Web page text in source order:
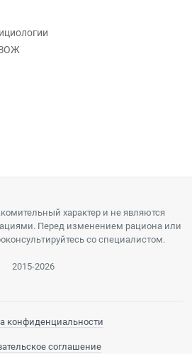
характер и не являются
Перед изменением рациона или
со специалистом.
2015-2026
конфиденциальности
соглашение